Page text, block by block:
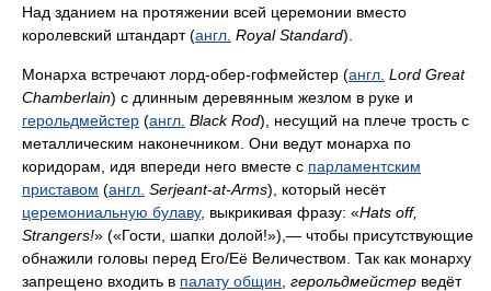
Над зданием на протяжении всей церемонии вместо
королевский штандарт (англ. Royal Standard).
Монарха встречают лорд-обер-гофмейстер (англ. Lord Great
Chamberlain) с длинным деревянным жезлом в руке и
герольдмейстер (англ. Black Rod), несущий на плече трость с
металлическим наконечником. Они ведут монарха по
коридорам, идя впереди него вместе с парламентским
приставом (англ. Serjeant-at-Arms), который несёт
церемониальную булаву, выкрикивая фразу: «Hats off,
Strangers!» («Гости, шапки долой!»),— чтобы присутствующие
обнажили головы перед Его/Её Величеством. Так как монарху
запрещено входить в палату общин герольдмейстер ведёт